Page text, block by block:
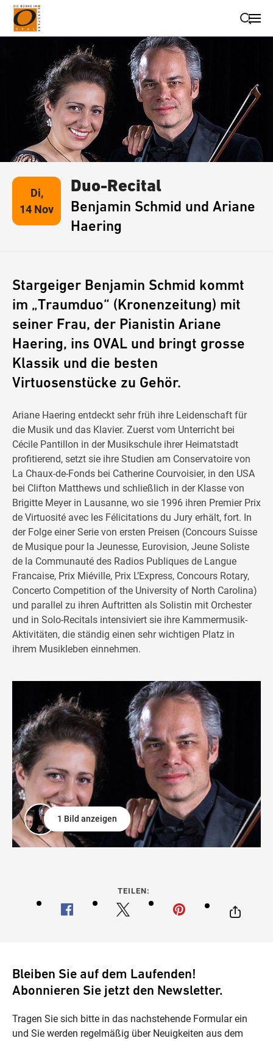
Suche schließen
Wegbeschreibung erhalten
Di,
14 Nov
Duo-Recital
Benjamin Schmid und Ariane
Haering
Stargeiger Benjamin Schmid kommt
im „Traumduo“ (Kronenzeitung) mit
seiner Frau, der Pianistin Ariane
Haering, ins OVAL und bringt grosse
Klassik und die besten
Virtuosenstücke zu Gehör.
Ariane Haering entdeckt sehr früh ihre Leidenschaft für
die Musik und das Klavier. Zuerst vom Unterricht bei
Cécile Pantillon in der Musikschule ihrer Heimatstadt
profitierend, setzt sie ihre Studien am Conservatoire von
La Chaux-de-Fonds bei Catherine Courvoisier, in den USA
bei Clifton Matthews und schließlich in der Klasse von
Brigitte Meyer in Lausanne, wo sie 1996 ihren Premier Prix
de Virtuosité avec les Félicitations du Jury erhält, fort. In
der Folge einer Serie von ersten Preisen (Concours Suisse
de Musique pour la Jeunesse, Eurovision, Jeune Soliste
de la Communauté des Radios Publiques de Langue
Francaise, Prix Miéville, Prix L’Express, Concours Rotary,
Concerto Competition of the University of North Carolina)
und parallel zu ihren Auftritten als Solistin mit Orchester
und in Solo-Recitals intensiviert sie ihre Kammermusik-
Aktivitäten, die ständig einen sehr wichtigen Platz in
ihrem Musikleben einnehmen.
1 Bild anzeigen
TEILEN:
Bleiben Sie auf dem Laufenden!
Abonnieren Sie jetzt den Newsletter.
Tragen Sie sich bitte in das nachstehende Formular ein
und Sie werden regelmäßig über Neuigkeiten aus dem